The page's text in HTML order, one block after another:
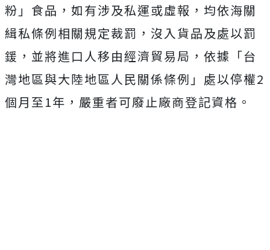
粉」食品，如有涉及私運或虛報，均依海關
緝私條例相關規定裁罰，沒入貨品及處以罰
鍰，並將進口人移由經濟貿易局，依據「台
灣地區與大陸地區人民關係條例」處以停權2
個月至1年，嚴重者可廢止廠商登記資格。